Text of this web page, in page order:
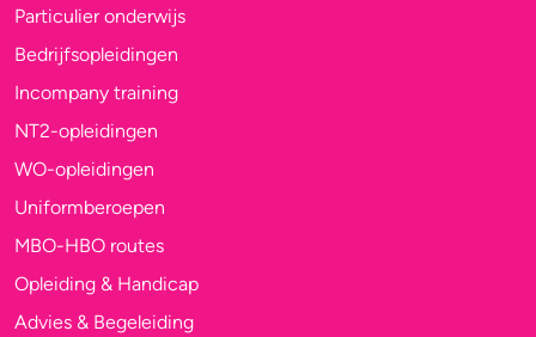
Particulier onderwijs
Bedrijfsopleidingen
Incompany training
NT2-opleidingen
WO-opleidingen
Uniformberoepen
MBO-HBO routes
Opleiding & Handicap
Advies & Begeleiding